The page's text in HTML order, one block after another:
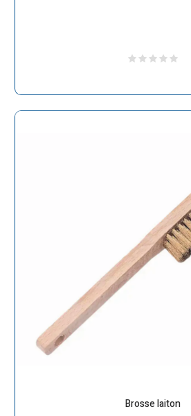
Brosse laiton